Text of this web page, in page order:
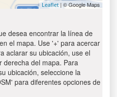
Leaflet | © Google Maps
desea encontrar la línea de
el mapa. Use '+' para acercar
aclarar su ubicación, use el
derecha del mapa. Para
ubicación, seleccione la
para diferentes opciones de